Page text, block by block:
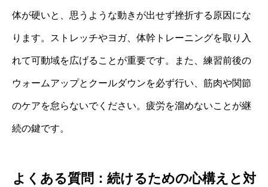
体が硬いと、思うような動きが出せず挫折する原因にな
ります。ストレッチやヨガ、体幹トレーニングを取り入
れて可動域を広げることが重要です。また、練習前後の
ウォームアップとクールダウンを必ず行い、筋肉や関節
のケアを怠らないでください。疲労を溜めないことが継
続の鍵です。
よくある質問：続けるための心構えと対